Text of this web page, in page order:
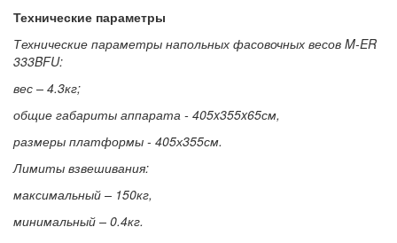
Технические параметры
Технические параметры напольных фасовочных весов M-ER
333BFU:
вес – 4.3кг;
общие габариты аппарата - 405x355x65см,
размеры платформы - 405х355см.
Лимиты взвешивания:
максимальный – 150кг,
минимальный – 0.4кг.